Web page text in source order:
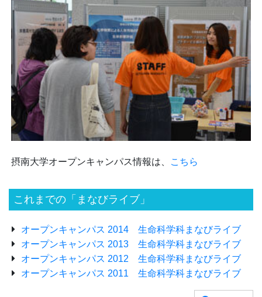
摂南大学オープンキャンパス情報は、 こちら
これまでの「まなびライブ」
オープンキャンパス 2014 生命科学科まなびライブ
オープンキャンパス 2013 生命科学科まなびライブ
オープンキャンパス 2012 生命科学科まなびライブ
オープンキャンパス 2011 生命科学科まなびライブ